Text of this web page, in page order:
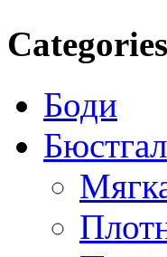
Categories
Боди